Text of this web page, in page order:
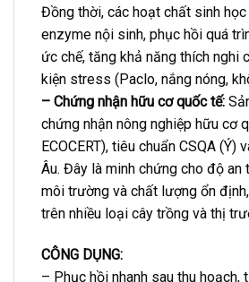
Đồng thời, các hoạt chất sinh
enzyme nội sinh, phục hồi quá
ức chế, tăng khả năng thích nghi
kiện stress (Paclo, nắng nóng,
– Chứng nhận hữu cơ quốc tế:
chứng nhận nông nghiệp hữu cơ
ECOCERT), tiêu chuẩn CSQA (Ý)
Âu. Đây là minh chứng cho độ an
môi trường và chất lượng ổn
trên nhiều loại cây trồng và thị
CÔNG DỤNG:
– Phục hồi nhanh sau thu hoạch,